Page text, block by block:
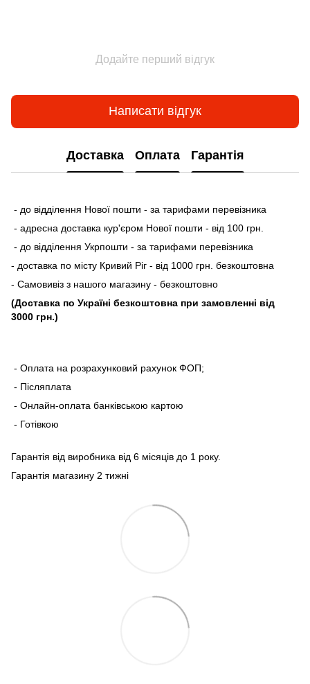
Додайте перший відгук
Написати відгук
Доставка Оплата Гарантія
- до відділення Нової пошти - за тарифами перевізника
- адресна доставка кур'єром Нової пошти - від 100 грн.
- до відділення Укрпошти - за тарифами перевізника
- доставка по місту Кривий Ріг - від 1000 грн. безкоштовна
- Самовивіз з нашого магазину - безкоштовно
(Доставка по Україні безкоштовна при замовленні від
3000 грн.)
- Оплата на розрахунковий рахунок ФОП;
- Післяплата
- Онлайн-оплата банківською картою
- Готівкою
Гарантія від виробника від 6 місяців до 1 року.
Гарантія магазину 2 тижні